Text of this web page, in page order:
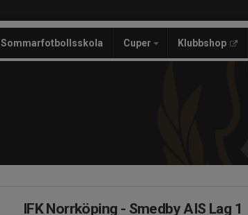
Sommarfotbollsskola Cuper Klubbshop
IFK Norrköping - Smedby AIS Lag 1